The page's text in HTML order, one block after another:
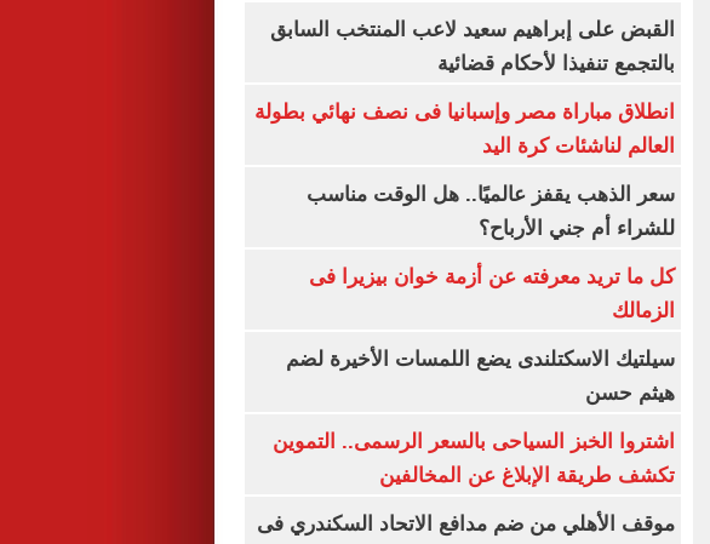
القبض على إبراهيم سعيد لاعب المنتخب السابق
بالتجمع تنفيذا لأحكام قضائية
انطلاق مباراة مصر وإسبانيا فى نصف نهائي بطولة
العالم لناشئات كرة اليد
سعر الذهب يقفز عالميًا.. هل الوقت مناسب
للشراء أم جني الأرباح؟
كل ما تريد معرفته عن أزمة خوان بيزيرا فى
الزمالك
سيلتيك الاسكتلندى يضع اللمسات الأخيرة لضم
هيثم حسن
اشتروا الخبز السياحى بالسعر الرسمى.. التموين
تكشف طريقة الإبلاغ عن المخالفين
موقف الأهلي من ضم مدافع الاتحاد السكندري فى